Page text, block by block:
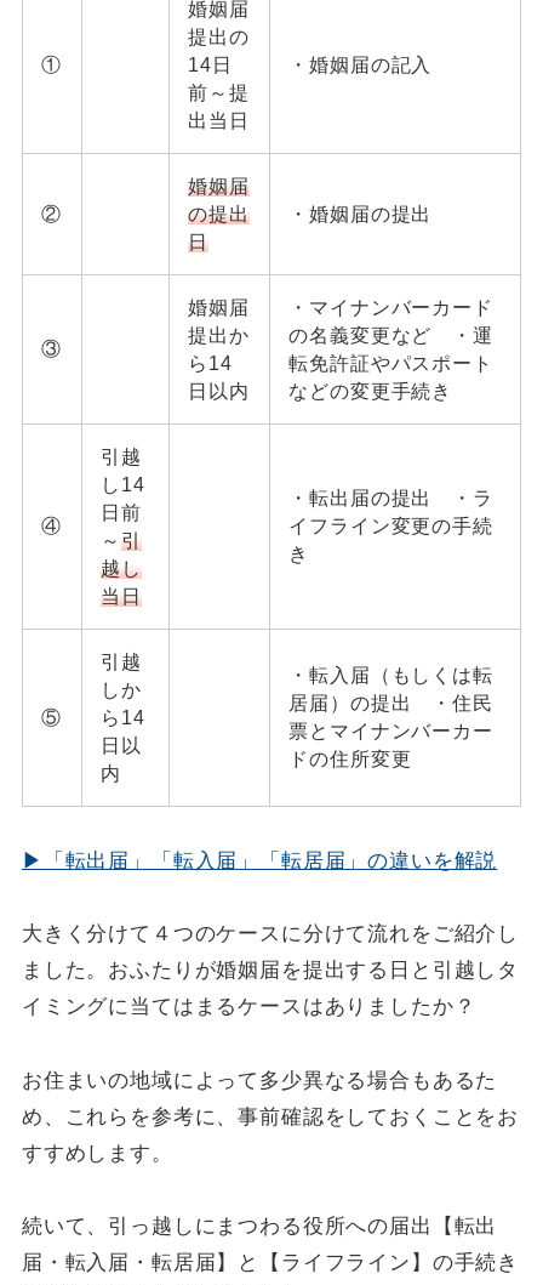
①
婚姻届
提出の
14日
前～提
出当日
・婚姻届の記入
②
婚姻届
の提出
日
・婚姻届の提出
③
婚姻届
提出か
ら14
日以内
・マイナンバーカード
の名義変更など ・運
転免許証やパスポート
などの変更手続き
④
引越
し14
日前
～引
越し
当日
・転出届の提出 ・ラ
イフライン変更の手続
き
⑤
引越
しか
ら14
日以
内
・転入届（もしくは転
居届）の提出 ・住民
票とマイナンバーカー
ドの住所変更
▶「転出届」「転入届」「転居届」の違いを解説
大きく分けて４つのケースに分けて流れをご紹介し
ました。おふたりが婚姻届を提出する日と引越しタ
イミングに当てはまるケースはありましたか？
お住まいの地域によって多少異なる場合もあるた
め、これらを参考に、事前確認をしておくことをお
すすめします。
続いて、引っ越しにまつわる役所への届出【転出
届・転入届・転居届】と【ライフライン】の手続き